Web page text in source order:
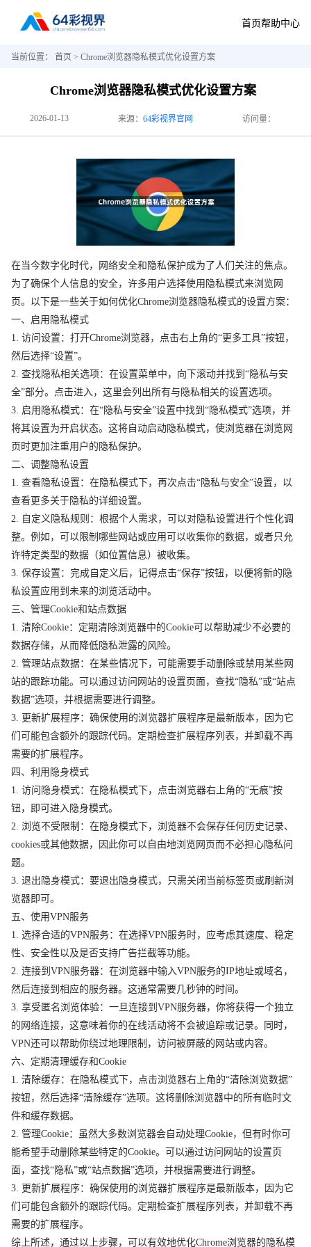
首页帮助中心
当前位置： 首页 > Chrome浏览器隐私模式优化设置方案
Chrome浏览器隐私模式优化设置方案
2026-01-13 来源： 64彩视界官网 访问量：
在当今数字化时代，网络安全和隐私保护成为了人们关注的焦点。
为了确保个人信息的安全，许多用户选择使用隐私模式来浏览网
页。以下是一些关于如何优化Chrome浏览器隐私模式的设置方案：
一、启用隐私模式
1. 访问设置：打开Chrome浏览器，点击右上角的“更多工具”按钮，
然后选择“设置”。
2. 查找隐私相关选项：在设置菜单中，向下滚动并找到“隐私与安
全”部分。点击进入，这里会列出所有与隐私相关的设置选项。
3. 启用隐私模式：在“隐私与安全”设置中找到“隐私模式”选项，并
将其设置为开启状态。这将自动启动隐私模式，使浏览器在浏览网
页时更加注重用户的隐私保护。
二、调整隐私设置
1. 查看隐私设置：在隐私模式下，再次点击“隐私与安全”设置，以
查看更多关于隐私的详细设置。
2. 自定义隐私规则：根据个人需求，可以对隐私设置进行个性化调
整。例如，可以限制哪些网站或应用可以收集你的数据，或者只允
许特定类型的数据（如位置信息）被收集。
3. 保存设置：完成自定义后，记得点击“保存”按钮，以便将新的隐
私设置应用到未来的浏览活动中。
三、管理Cookie和站点数据
1. 清除Cookie：定期清除浏览器中的Cookie可以帮助减少不必要的
数据存储，从而降低隐私泄露的风险。
2. 管理站点数据：在某些情况下，可能需要手动删除或禁用某些网
站的跟踪功能。可以通过访问网站的设置页面，查找“隐私”或“站点
数据”选项，并根据需要进行调整。
3. 更新扩展程序：确保使用的浏览器扩展程序是最新版本，因为它
们可能包含额外的跟踪代码。定期检查扩展程序列表，并卸载不再
需要的扩展程序。
四、利用隐身模式
1. 访问隐身模式：在隐私模式下，点击浏览器右上角的“无痕”按
钮，即可进入隐身模式。
2. 浏览不受限制：在隐身模式下，浏览器不会保存任何历史记录、
cookies或其他数据，因此你可以自由地浏览网页而不必担心隐私问
题。
3. 退出隐身模式：要退出隐身模式，只需关闭当前标签页或刷新浏
览器即可。
五、使用VPN服务
1. 选择合适的VPN服务：在选择VPN服务时，应考虑其速度、稳定
性、安全性以及是否支持广告拦截等功能。
2. 连接到VPN服务器：在浏览器中输入VPN服务的IP地址或域名，
然后连接到相应的服务器。这通常需要几秒钟的时间。
3. 享受匿名浏览体验：一旦连接到VPN服务器，你将获得一个独立
的网络连接，这意味着你的在线活动将不会被追踪或记录。同时，
VPN还可以帮助你绕过地理限制，访问被屏蔽的网站或内容。
六、定期清理缓存和Cookie
1. 清除缓存：在隐私模式下，点击浏览器右上角的“清除浏览数据”
按钮，然后选择“清除缓存”选项。这将删除浏览器中的所有临时文
件和缓存数据。
2. 管理Cookie：虽然大多数浏览器会自动处理Cookie，但有时你可
能希望手动删除某些特定的Cookie。可以通过访问网站的设置页
面，查找“隐私”或“站点数据”选项，并根据需要进行调整。
3. 更新扩展程序：确保使用的浏览器扩展程序是最新版本，因为它
们可能包含额外的跟踪代码。定期检查扩展程序列表，并卸载不再
需要的扩展程序。
综上所述，通过以上步骤，可以有效地优化Chrome浏览器的隐私模